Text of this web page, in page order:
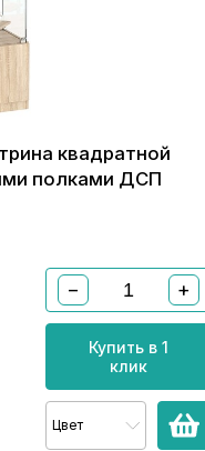
квадратной
полками ДСП
− +
Купить в 1
клик
Цвет